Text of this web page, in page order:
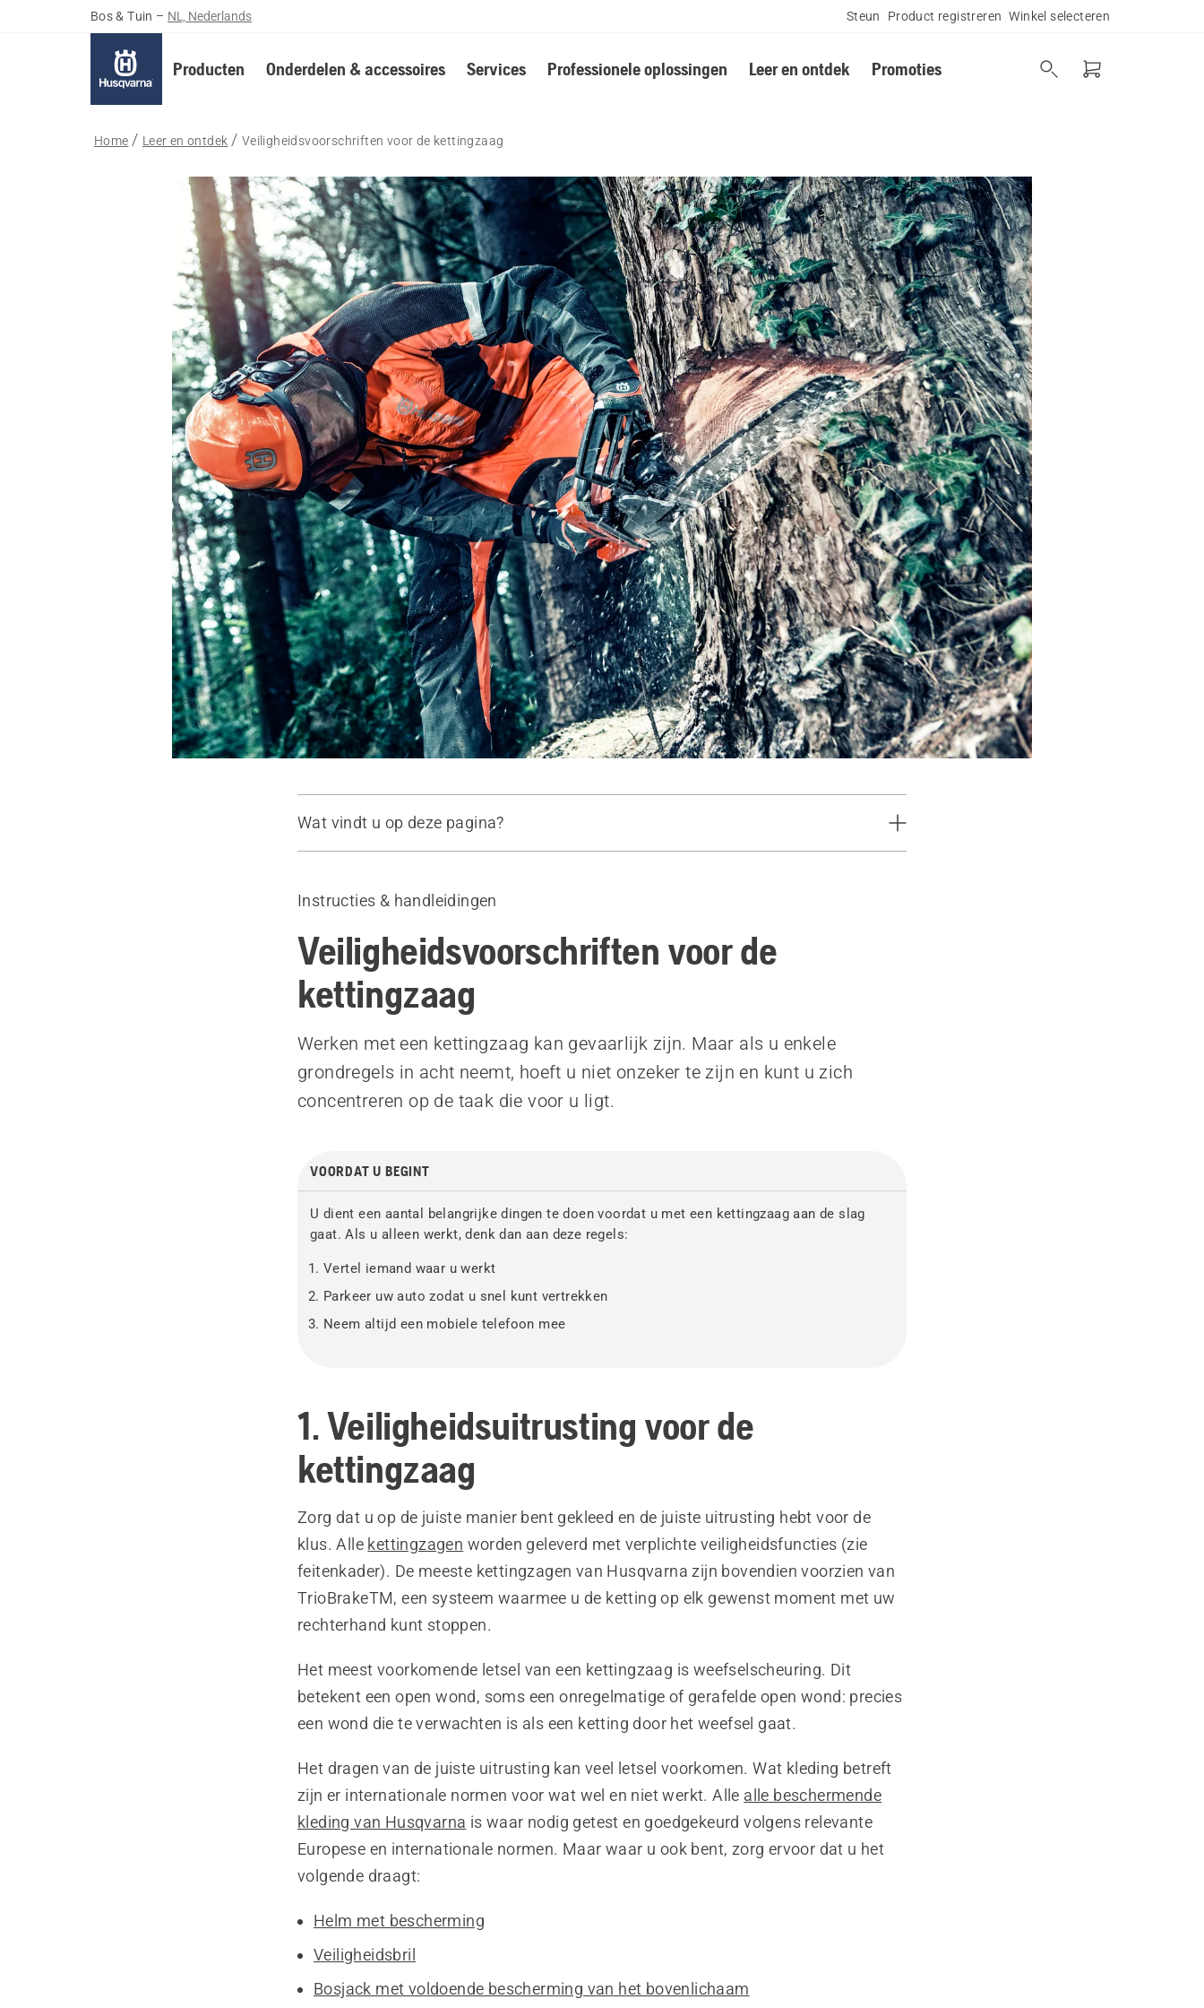
Bos & Tuin – NL, Nederlands Steun Product registreren Winkel selecteren
Producten Onderdelen & accessoires Services Professionele oplossingen Leer en ontdek Promoties
Home Leer en ontdek Veiligheidsvoorschriften voor de kettingzaag
Wat vindt u op deze pagina?
Veiligheidsuitrusting
Planning
De zaag hanteren
Veiligheidsfuncties van de kettingzaag
Twee snelle veiligheidstips voor de kettingzaag
Instructies & handleidingen
Veiligheidsvoorschriften voor de
kettingzaag
Werken met een kettingzaag kan gevaarlijk zijn. Maar als u enkele
grondregels in acht neemt, hoeft u niet onzeker te zijn en kunt u zich
concentreren op de taak die voor u ligt.
VOORDAT U BEGINT
U dient een aantal belangrijke dingen te doen voordat u met een kettingzaag aan de slag
gaat. Als u alleen werkt, denk dan aan deze regels:
Vertel iemand waar u werkt
Parkeer uw auto zodat u snel kunt vertrekken
Neem altijd een mobiele telefoon mee
1. Veiligheidsuitrusting voor de
kettingzaag
Zorg dat u op de juiste manier bent gekleed en de juiste uitrusting hebt voor de
klus. Alle kettingzagen worden geleverd met verplichte veiligheidsfuncties (zie
feitenkader). De meeste kettingzagen van Husqvarna zijn bovendien voorzien van
TrioBrakeTM, een systeem waarmee u de ketting op elk gewenst moment met uw
rechterhand kunt stoppen.
Het meest voorkomende letsel van een kettingzaag is weefselscheuring. Dit
betekent een open wond, soms een onregelmatige of gerafelde open wond: precies
een wond die te verwachten is als een ketting door het weefsel gaat.
Het dragen van de juiste uitrusting kan veel letsel voorkomen. Wat kleding betreft
zijn er internationale normen voor wat wel en niet werkt. Alle alle beschermende
kleding van Husqvarna is waar nodig getest en goedgekeurd volgens relevante
Europese en internationale normen. Maar waar u ook bent, zorg ervoor dat u het
volgende draagt:
Helm met bescherming
Veiligheidsbril
Bosjack met voldoende bescherming van het bovenlichaam